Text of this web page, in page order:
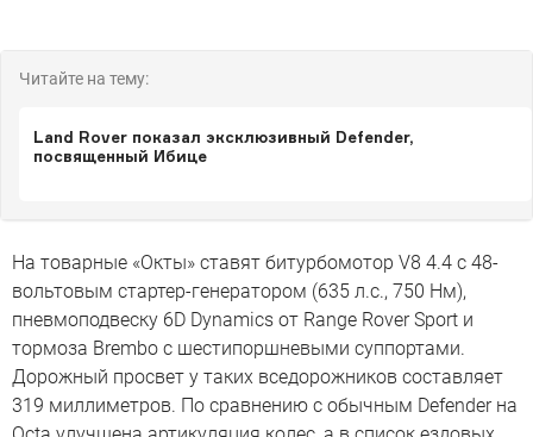
Читайте на тему:
Land Rover показал эксклюзивный Defender,
посвященный Ибице
На товарные «Окты» ставят битурбомотор V8 4.4 с 48-
вольтовым стартер-генератором (635 л.с., 750 Нм),
пневмоподвеску 6D Dynamics от Range Rover Sport и
тормоза Brembo с шестипоршневыми суппортами.
Дорожный просвет у таких вседорожников составляет
319 миллиметров. По сравнению с обычным Defender на